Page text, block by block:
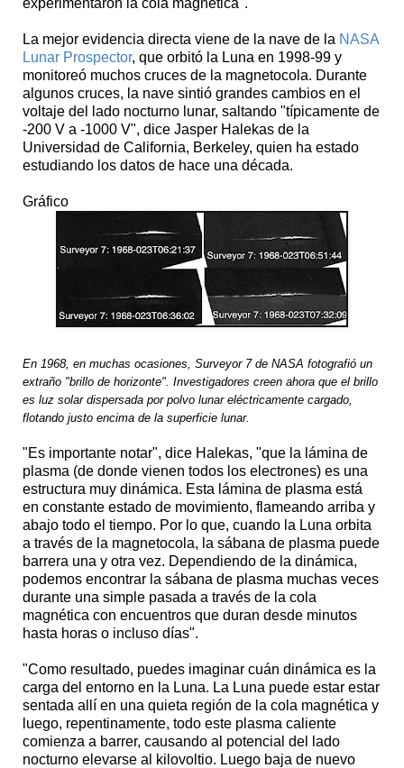
La mejor evidencia directa viene de la nave de la NASA
Lunar Prospector, que orbitó la Luna en 1998-99 y
monitoreó muchos cruces de la magnetocola. Durante
algunos cruces, la nave sintió grandes cambios en el
voltaje del lado nocturno lunar, saltando "típicamente de
-200 V a -1000 V", dice Jasper Halekas de la
Universidad de California, Berkeley, quien ha estado
estudiando los datos de hace una década.
Gráfico
En 1968, en muchas ocasiones, Surveyor 7 de NASA fotografió un
extraño "brillo de horizonte". Investigadores creen ahora que el brillo
es luz solar dispersada por polvo lunar eléctricamente cargado,
flotando justo encima de la superficie lunar.
"Es importante notar", dice Halekas, "que la lámina de
plasma (de donde vienen todos los electrones) es una
estructura muy dinámica. Esta lámina de plasma está
en constante estado de movimiento, flameando arriba y
abajo todo el tiempo. Por lo que, cuando la Luna orbita
a través de la magnetocola, la sábana de plasma puede
barrera una y otra vez. Dependiendo de la dinámica,
podemos encontrar la sábana de plasma muchas veces
durante una simple pasada a través de la cola
magnética con encuentros que duran desde minutos
hasta horas o incluso días".
"Como resultado, puedes imaginar cuán dinámica es la
carga del entorno en la Luna. La Luna puede estar estar
sentada allí en una quieta región de la cola magnética y
luego, repentinamente, todo este plasma caliente
comienza a barrer, causando al potencial del lado
nocturno elevarse al kilovoltio. Luego baja de nuevo